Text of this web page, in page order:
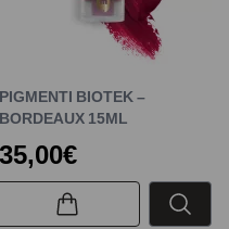
PIGMENTI BIOTEK –
BORDEAUX 15ML
35,00€